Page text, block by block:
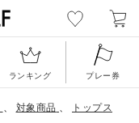
ランキング プレー券
、 対象商品 、 トップス